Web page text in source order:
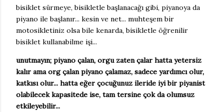
bisiklet sürmeye, bisikletle başlanacağı gibi, piyanoya da
piyano ile başlanır... kesin ve net... muhteşem bir
motosikletiniz olsa bile kenarda, bisikletle öğrenilir
bisiklet kullanabilme işi...
unutmayın; piyano çalan, orgu zaten çalar hatta yetersiz
kalır ama org çalan piyano çalamaz, sadece yardımcı olur,
katkısı olur... hatta eğer çocuğunuz ileride iyi bir piyanist
olabilecek kapasitede ise, tam tersine çok da olumsuz
etkileyebilir...